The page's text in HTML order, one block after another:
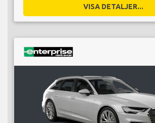
VISA DETALJER...